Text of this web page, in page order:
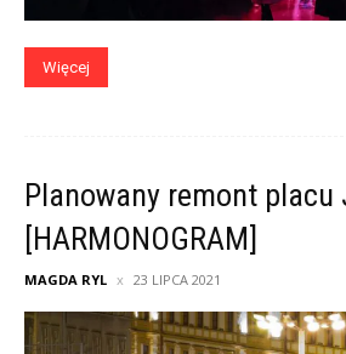
Więcej
Planowany remont placu
[HARMONOGRAM]
MAGDA RYL 23 LIPCA 2021